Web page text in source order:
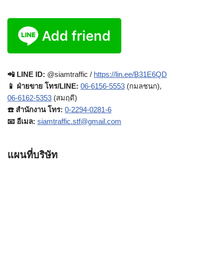
📲 LINE ID: @siamtraffic / https://lin.ee/B31E6QD
📱 ฝ่ายขาย โทร/LINE: 06-6156-5553 (กมลชนก),
06-6162-5353 (สมฤดี)
☎️ สำนักงาน โทร: 0-2294-0281-6
📧 อีเมล: siamtraffic.stf@gmail.com
แผนที่บริษัท